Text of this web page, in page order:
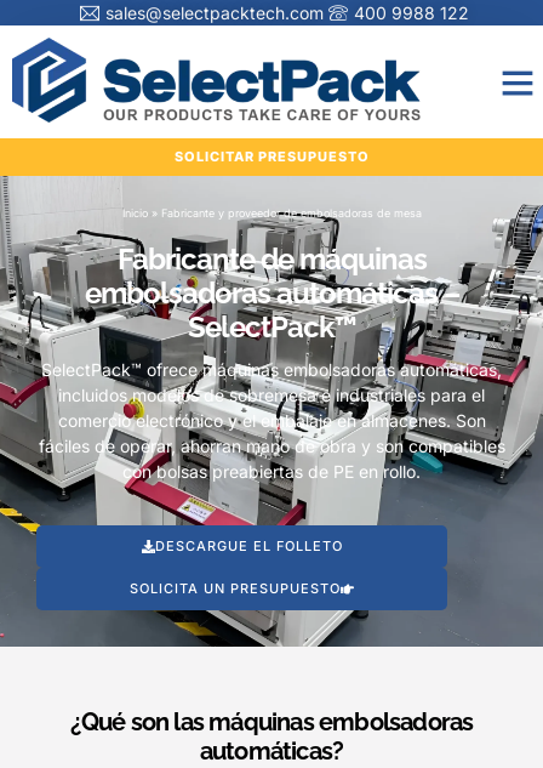
sales@selectpacktech.com 400 9988 122
SOLICITAR PRESUPUESTO
Inicio» Fabricante y proveedor de embolsadoras de mesa
Fabricante de máquinas
embolsadoras automáticas –
SelectPack™
SelectPack™ ofrece máquinas embolsadoras automáticas,
incluidos modelos de sobremesa e industriales para el
comercio electrónico y el embalaje en almacenes. Son
fáciles de operar, ahorran mano de obra y son compatibles
con bolsas preabiertas de PE en rollo.
DESCARGUE EL FOLLETO
SOLICITA UN PRESUPUESTO
¿Qué son las máquinas embolsadoras
automáticas?